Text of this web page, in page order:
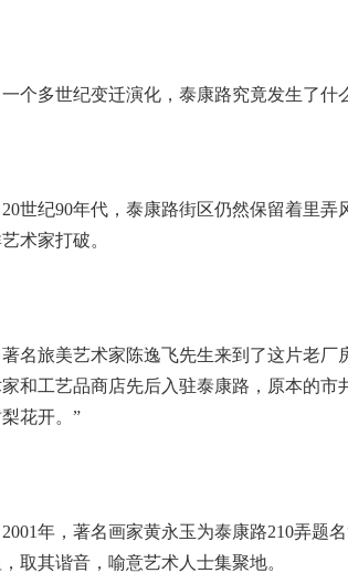
多世纪变迁演化，泰康路究竟发生了什
纪90年代，泰康路街区仍然保留着里弄
术家打破。
旅美艺术家陈逸飞先生来到了这片老厂
和工艺品商店先后入驻泰康路，原本的
花开。”
年，著名画家黄永玉为泰康路210弄题名
取其谐音，喻意艺术人士集聚地。